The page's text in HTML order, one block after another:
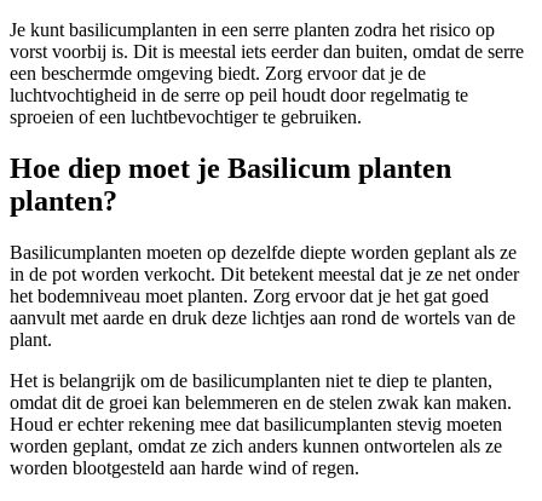
Je kunt basilicumplanten in een serre planten zodra het risico op
vorst voorbij is. Dit is meestal iets eerder dan buiten, omdat de serre
een beschermde omgeving biedt. Zorg ervoor dat je de
luchtvochtigheid in de serre op peil houdt door regelmatig te
sproeien of een luchtbevochtiger te gebruiken.
Hoe diep moet je Basilicum planten
planten?
Basilicumplanten moeten op dezelfde diepte worden geplant als ze
in de pot worden verkocht. Dit betekent meestal dat je ze net onder
het bodemniveau moet planten. Zorg ervoor dat je het gat goed
aanvult met aarde en druk deze lichtjes aan rond de wortels van de
plant.
Het is belangrijk om de basilicumplanten niet te diep te planten,
omdat dit de groei kan belemmeren en de stelen zwak kan maken.
Houd er echter rekening mee dat basilicumplanten stevig moeten
worden geplant, omdat ze zich anders kunnen ontwortelen als ze
worden blootgesteld aan harde wind of regen.